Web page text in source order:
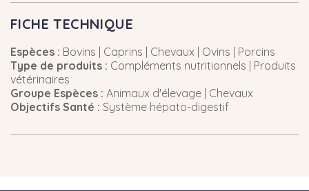
FICHE TECHNIQUE
Espèces : Bovins | Caprins | Chevaux | Ovins | Porcins
Type de produits : Compléments nutritionnels | Produits
vétérinaires
Groupe Espèces : Animaux d'élevage | Chevaux
Objectifs Santé : Système hépato-digestif